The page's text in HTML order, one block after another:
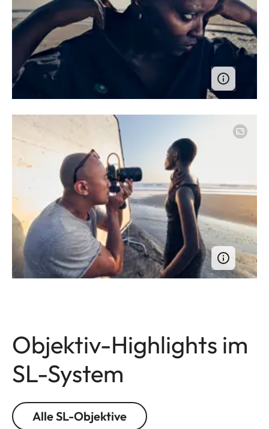
Objektiv-Highlights im
SL-System
Alle SL-Objektive